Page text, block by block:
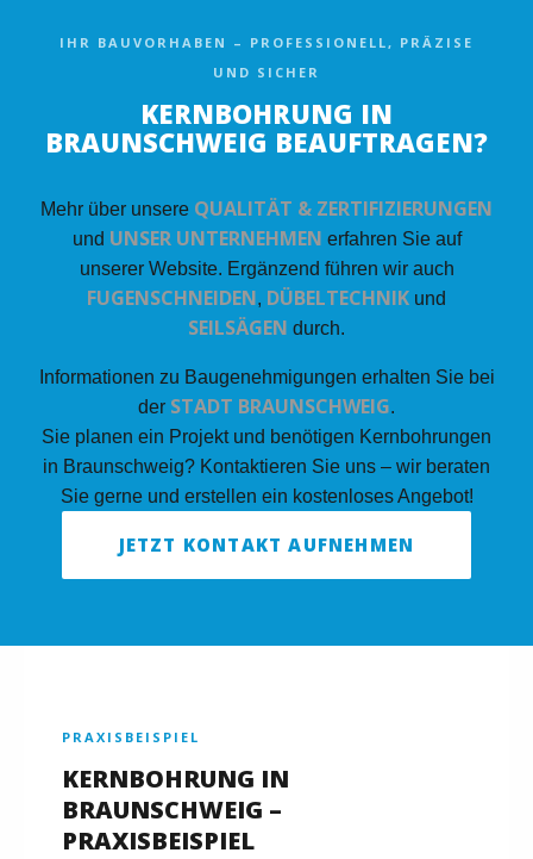
IHR BAUVORHABEN – PROFESSIONELL, PRÄZISE
UND SICHER
KERNBOHRUNG IN
BRAUNSCHWEIG BEAUFTRAGEN?
Mehr über unsere QUALITÄT & ZERTIFIZIERUNGEN
und UNSER UNTERNEHMEN erfahren Sie auf
unserer Website. Ergänzend führen wir auch
FUGENSCHNEIDEN, DÜBELTECHNIK und
SEILSÄGEN durch.
Informationen zu Baugenehmigungen erhalten Sie bei
der STADT BRAUNSCHWEIG.
Sie planen ein Projekt und benötigen Kernbohrungen
in Braunschweig? Kontaktieren Sie uns – wir beraten
Sie gerne und erstellen ein kostenloses Angebot!
JETZT KONTAKT AUFNEHMEN
PRAXISBEISPIEL
KERNBOHRUNG IN
BRAUNSCHWEIG –
PRAXISBEISPIEL